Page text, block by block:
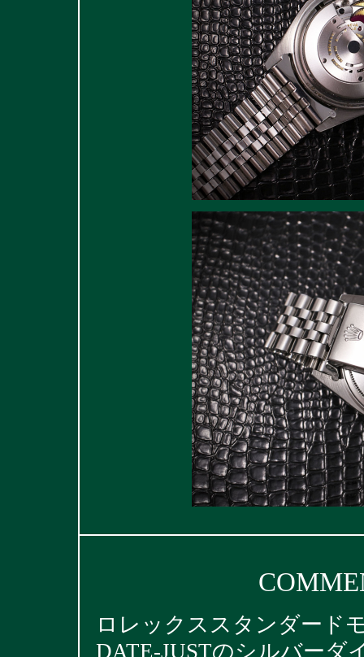
ロレックススタンダード
DATE-JUSTのシルバーダ